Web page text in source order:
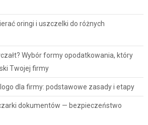
oringi i uszczelki do różnych
Wybór formy opodatkowania, który
Twojej firmy
dla firmy: podstawowe zasady i etapy
dokumentów — bezpieczeństwo